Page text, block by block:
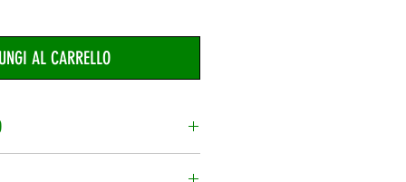
AL CARRELLO